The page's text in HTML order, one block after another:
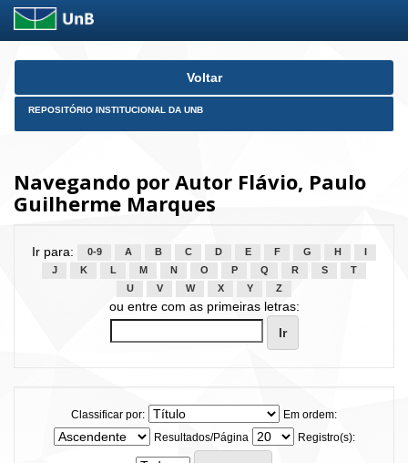
Skip
Voltar
REPOSITÓRIO INSTITUCIONAL DA UNB
Navegando por Autor Flávio, Paulo
Guilherme Marques
Ir para: 0-9 A B C D E F G H
J
K L M N O P Q R S
T
U
V W X Y Z
ou entre com as primeiras letras:
Classificar por:
Em ordem:
Resultados/Página
Registro(s):